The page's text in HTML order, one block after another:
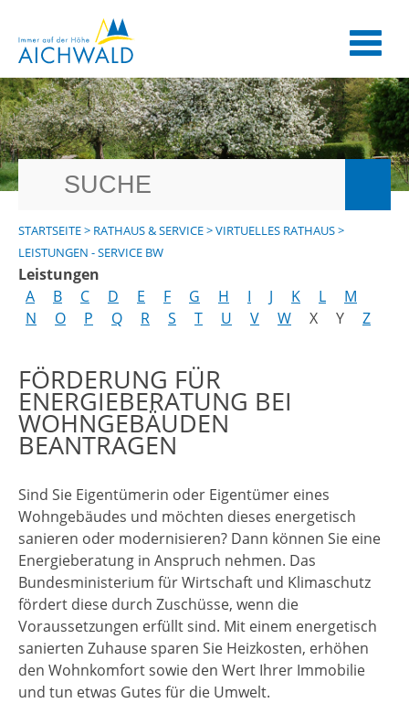
STARTSEITE> RATHAUS & SERVICE>VIRTUELLES RATHAUS>
LEISTUNGEN - SERVICE BW
Leistungen
A
B C D E F G H I J K L
M
N
O P Q R S T U V W X Y Z
FÖRDERUNG FÜR
ENERGIEBERATUNG BEI
WOHNGEBÄUDEN
BEANTRAGEN
Sind Sie Eigentümerin oder Eigentümer eines
Wohngebäudes und möchten dieses energetisch
sanieren oder modernisieren? Dann können Sie eine
Energieberatung in Anspruch nehmen. Das
Bundesministerium für Wirtschaft und Klimaschutz
fördert diese durch Zuschüsse, wenn die
Voraussetzungen erfüllt sind. Mit einem energetisch
sanierten Zuhause sparen Sie Heizkosten, erhöhen
den Wohnkomfort sowie den Wert Ihrer Immobilie
und tun etwas Gutes für die Umwelt.